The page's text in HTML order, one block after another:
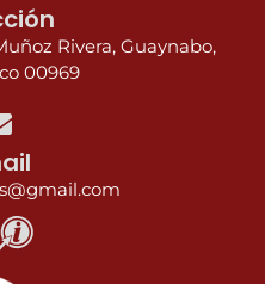
Rivera, Guaynabo,
00969